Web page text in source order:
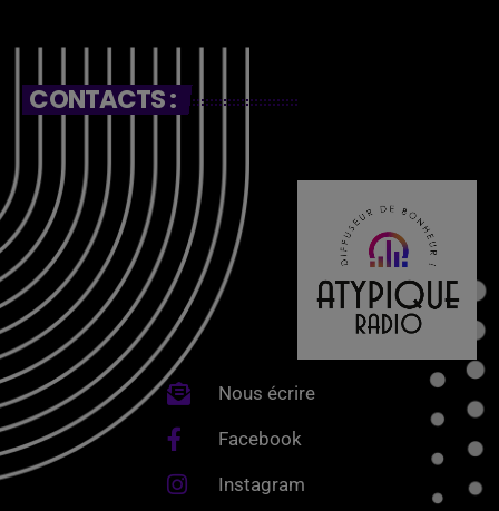
CONTACTS :
Nous écrire
Facebook
Instagram